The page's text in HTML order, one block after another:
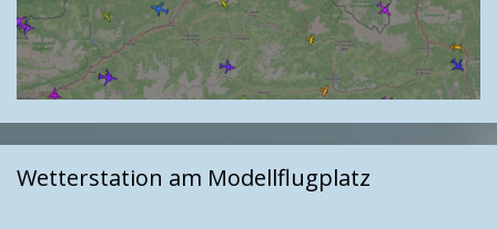
Wetterstation am Modellflugplatz